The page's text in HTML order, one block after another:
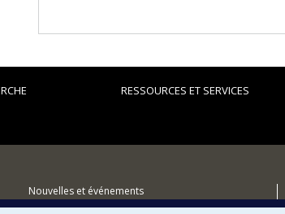
RESSOURCES ET SERVICES
Nouvelles et événements